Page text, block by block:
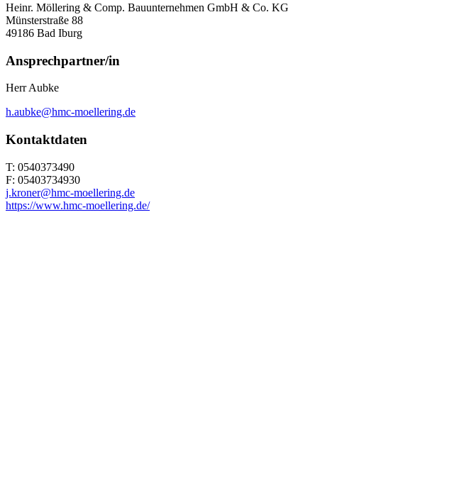
Heinr. Möllering & Comp. Bauunternehmen GmbH & Co. KG
Münsterstraße 88
49186 Bad Iburg
Ansprechpartner/in
Herr Aubke
h.aubke@hmc-moellering.de
Kontaktdaten
T: 0540373490
F: 05403734930
j.kroner@hmc-moellering.de
https://www.hmc-moellering.de/